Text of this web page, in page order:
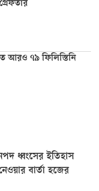
আরও ৭৯ ফিলিস্তিনি
ধ্বংসের ইতিহাস
বার্তা হজের